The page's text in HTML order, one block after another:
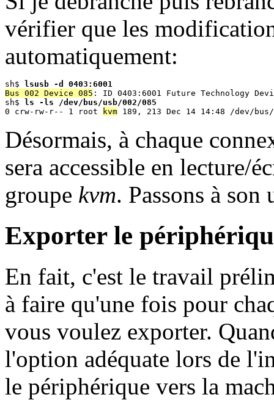
vérifier que les
automatiquement:
sh$
lsusb -d 0403:6001
Bus 002 Device 085 : ID 0403:6001 Future Technology
sh$
ls -ls /dev/bus/usb/002/085
0 crw-rw-r-- 1 root
kvm
Désormais, à chaque
sera accessible en lecture/
groupe kvm. Passons à
Exporter le
En fait, c'est le travail
à faire qu'une fois pour
vous voulez exporter.
l'option adéquate lors de
le périphérique vers la